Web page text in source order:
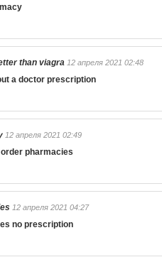
than viagra 12 апреля 2021 02:48
a doctor prescription
12 апреля 2021 02:49
pharmacies
12 апреля 2021 04:27
no prescription